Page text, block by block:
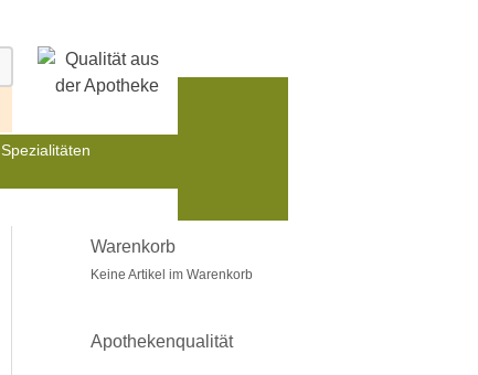
Spezialitäten
Warenkorb
Keine Artikel im Warenkorb
Apothekenqualität